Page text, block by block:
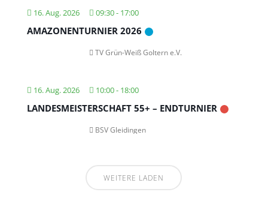
16. Aug. 2026 09:30- 17:00
AMAZONENTURNIER 2026
TV Grün-Weiß Goltern e.V.
16. Aug. 2026 10:00- 18:00
LANDESMEISTERSCHAFT 55+ – ENDTURNIER
BSV Gleidingen
WEITERE LADEN